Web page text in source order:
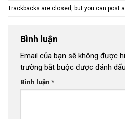
Trackbacks are closed, but you can post
Bình luận
Email của bạn sẽ không được
trường bắt buộc được đánh dấu
Bình luận *